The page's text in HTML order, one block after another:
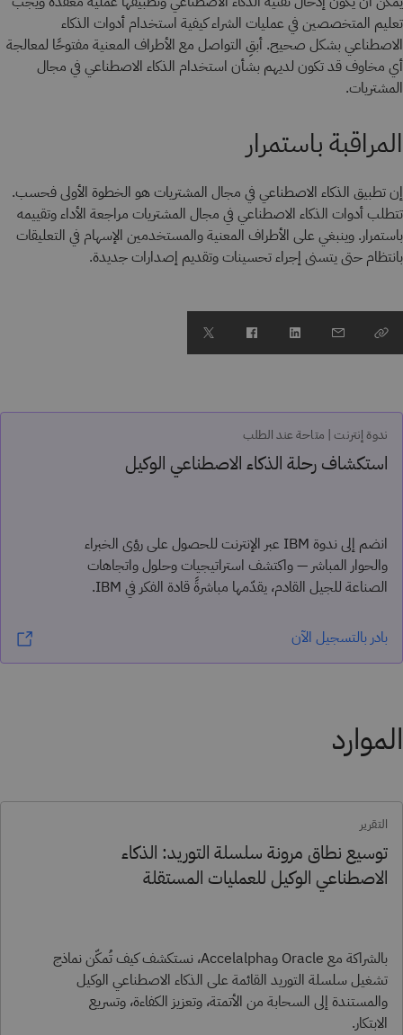
تعليم المتخصصين في عمليات الشراء كيفية استخدام أدوات الذكاء
الاصطناعي بشكل صحيح. أبقِ التواصل مع الأطراف المعنية مفتوحًا لمعالجة
أي مخاوف قد تكون لديهم بشأن استخدام الذكاء الاصطناعي في مجال
المشتريات.
المراقبة باستمرار
إن تطبيق الذكاء الاصطناعي في مجال المشتريات هو الخطوة الأولى فحسب.
تتطلب أدوات الذكاء الاصطناعي في مجال المشتريات مراجعة الأداء وتقييمه
باستمرار. وينبغي على الأطراف المعنية والمستخدمين الإسهام في التعليقات
بانتظام حتى يتسنى إجراء تحسينات وتقديم إصدارات جديدة.
ندوة إنترنت | متاحة عند الطلب
استكشاف رحلة الذكاء الاصطناعي الوكيل
انضم إلى ندوة IBM عبر الإنترنت للحصول على رؤى الخبراء
والحوار المباشر — واكتشف استراتيجيات وحلول واتجاهات
الصناعة للجيل القادم، يقدّمها مباشرةً قادة الفكر في IBM.
بادر بالتسجيل الآن
الموارد
التقرير
توسيع نطاق مرونة سلسلة التوريد: الذكاء
الاصطناعي الوكيل للعمليات المستقلة
بالشراكة مع Oracle وAccelalpha، نستكشف كيف تُمكّن نماذج
تشغيل سلسلة التوريد القائمة على الذكاء الاصطناعي الوكيل
والمستندة إلى السحابة من الأتمتة، وتعزيز الكفاءة، وتسريع
الابتكار.